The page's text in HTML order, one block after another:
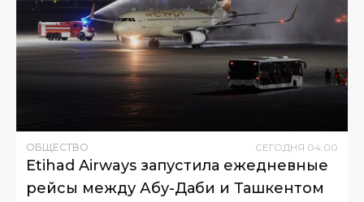
ОБЩЕСТВО СЕГОДНЯ 04:00
Etihad Airways запустила ежедневные
рейсы между Абу-Даби и Ташкентом